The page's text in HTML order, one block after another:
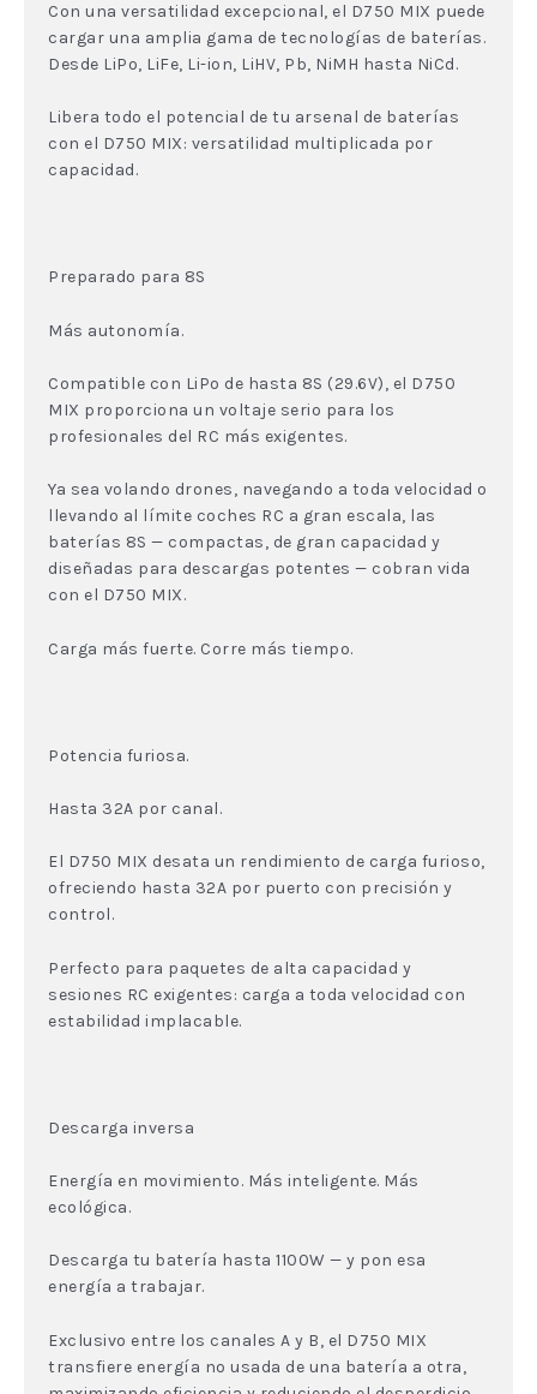
Con una versatilidad excepcional, el D750 MIX puede
cargar una amplia gama de tecnologías de baterías.
Desde LiPo, LiFe, Li-ion, LiHV, Pb, NiMH hasta NiCd.
Libera todo el potencial de tu arsenal de baterías
con el D750 MIX: versatilidad multiplicada por
capacidad.
Preparado para 8S
Más autonomía.
Compatible con LiPo de hasta 8S (29.6V), el D750
MIX proporciona un voltaje serio para los
profesionales del RC más exigentes.
Ya sea volando drones, navegando a toda velocidad o
llevando al límite coches RC a gran escala, las
baterías 8S — compactas, de gran capacidad y
diseñadas para descargas potentes — cobran vida
con el D750 MIX.
Carga más fuerte. Corre más tiempo.
Potencia furiosa.
Hasta 32A por canal.
El D750 MIX desata un rendimiento de carga furioso,
ofreciendo hasta 32A por puerto con precisión y
control.
Perfecto para paquetes de alta capacidad y
sesiones RC exigentes: carga a toda velocidad con
estabilidad implacable.
Descarga inversa
Energía en movimiento. Más inteligente. Más
ecológica.
Descarga tu batería hasta 1100W — y pon esa
energía a trabajar.
Exclusivo entre los canales A y B, el D750 MIX
transfiere energía no usada de una batería a otra,